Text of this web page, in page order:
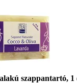
szappantartó, 1